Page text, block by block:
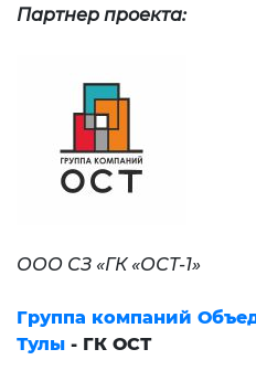
Партнер проекта:
ООО СЗ «ГК «ОСТ-1»
Группа компаний
Тулы - ГК ОСТ